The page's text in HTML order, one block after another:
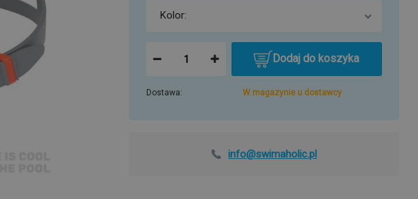
Dodaj do koszyka
Dostawa: W magazynie u dostawcy
info@swimaholic.pl